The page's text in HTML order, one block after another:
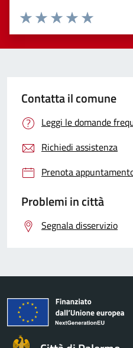
Valuta 5
Valuta 4 stelle
Valuta 3 stelle su 5
Valuta 2 stelle su 5
Valuta 1 stelle su 5
Contatta il comune
Leggi le domande
Richiedi assistenza
Prenota
Problemi in città
Segnala disservizio